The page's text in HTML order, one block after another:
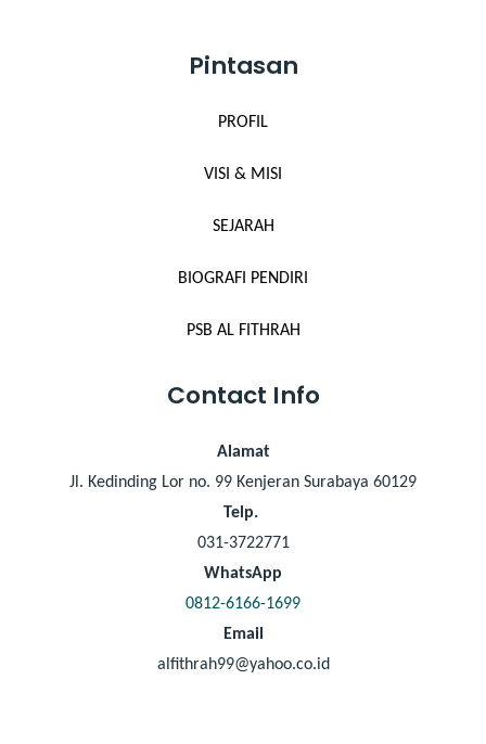
Pintasan
PROFIL
VISI & MISI
SEJARAH
BIOGRAFI PENDIRI
PSB AL FITHRAH
Contact Info
Alamat
Jl. Kedinding Lor no. 99 Kenjeran Surabaya 60129
Telp.
031-3722771
WhatsApp
0812-6166-1699
Email
alfithrah99@yahoo.co.id